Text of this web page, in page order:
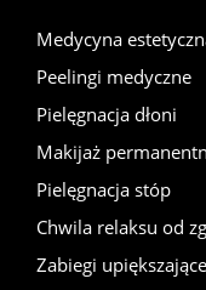
Medycyna
Peelingi medyczne
Pielęgnacja dłoni
Makijaż
Pielęgnacja stóp
Chwila relaksu od
Zabiegi upiększające